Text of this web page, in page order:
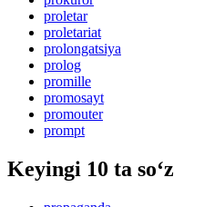
proletar
proletariat
prolongatsiya
prolog
promille
promosayt
promouter
prompt
Keyingi 10 ta so‘z